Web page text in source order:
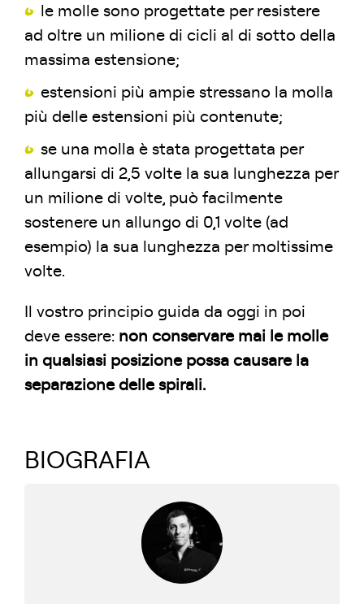
le molle sono progettate per resistere
ad oltre un milione di cicli al di sotto della
massima estensione;
estensioni più ampie stressano la molla
più delle estensioni più contenute;
se una molla è stata progettata per
allungarsi di 2,5 volte la sua lunghezza per
un milione di volte, può facilmente
sostenere un allungo di 0,1 volte (ad
esempio) la sua lunghezza per moltissime
volte.
Il vostro principio guida da oggi in poi
deve essere: non conservare mai le molle
in qualsiasi posizione possa causare la
separazione delle spirali.
BIOGRAFIA